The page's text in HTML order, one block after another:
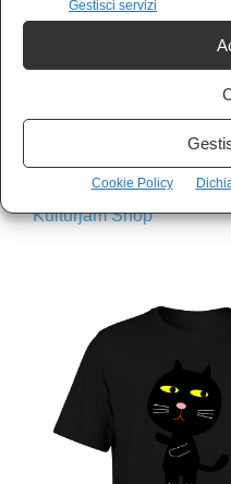
Gestisci servizi
Cookie Policy
E PER I NOSTRI
Kulturjam Shop